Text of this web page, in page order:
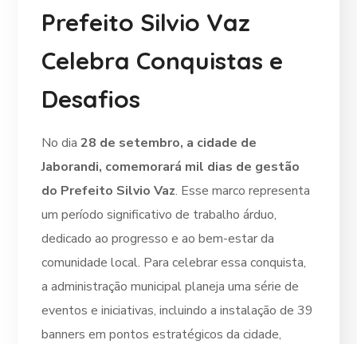
Prefeito Silvio Vaz
Celebra Conquistas e
Desafios
No dia28 de setembro, a cidade de
Jaborandi, comemorará mil dias de gestão
do Prefeito Silvio Vaz. Esse marco representa
um período significativo de trabalho árduo,
dedicado ao progresso e ao bem-estar da
comunidade local. Para celebrar essa conquista,
a administração municipal planeja uma série de
eventos e iniciativas, incluindo a instalação de 39
banners em pontos estratégicos da cidade,